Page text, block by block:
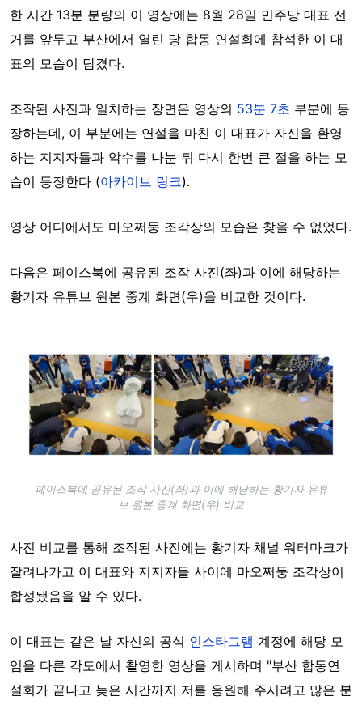
한 시간 13분 분량의 이 영상에는 8월 28일 민주당 대표 선
거를 앞두고 부산에서 열린 당 합동 연설회에 참석한 이 대
표의 모습이 담겼다.
조작된 사진과 일치하는 장면은 영상의 53분 7초 부분에 등
장하는데, 이 부분에는 연설을 마친 이 대표가 자신을 환영
하는 지지자들과 악수를 나눈 뒤 다시 한번 큰 절을 하는 모
습이 등장한다 (아카이브 링크).
영상 어디에서도 마오쩌둥 조각상의 모습은 찾을 수 없었다.
다음은 페이스북에 공유된 조작 사진(좌)과 이에 해당하는
황기자 유튜브 원본 중계 화면(우)을 비교한 것이다.
Image
페이스북에 공유된 조작 사진(좌)과 이에 해당하는 황기자 유튜
브 원본 중계 화면(우) 비교
사진 비교를 통해 조작된 사진에는 황기자 채널 워터마크가
잘려나가고 이 대표와 지지자들 사이에 마오쩌둥 조각상이
합성됐음을 알 수 있다.
이 대표는 같은 날 자신의 공식 인스타그램 계정에 해당 모
임을 다른 각도에서 촬영한 영상을 게시하며 "부산 합동연
설회가 끝나고 늦은 시간까지 저를 응원해 주시려고 많은 분